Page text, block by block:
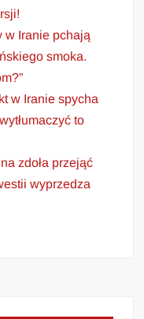
w Iranie pchają
smoka.
w Iranie spycha
to
zdoła przejąć
wyprzedza